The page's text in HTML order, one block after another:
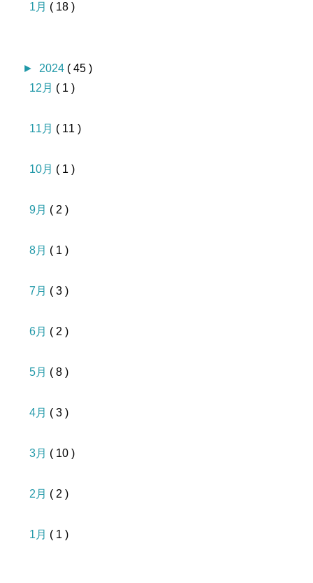
1月 ( 18 )
► 2024 ( 45 )
12月 ( 1 )
11月 ( 11 )
10月 ( 1 )
9月 ( 2 )
8月 ( 1 )
7月 ( 3 )
6月 ( 2 )
5月 ( 8 )
4月 ( 3 )
3月 ( 10 )
2月 ( 2 )
1月 ( 1 )